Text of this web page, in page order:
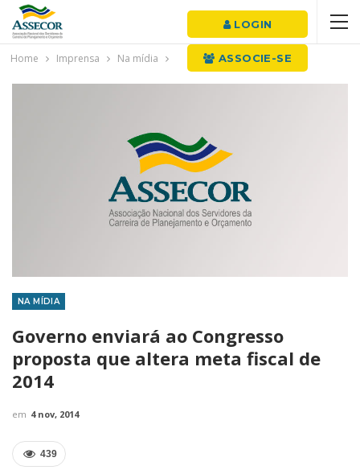
LOGIN
ASSOCIE-SE
Home Imprensa Na mídia
NA MÍDIA
Governo enviará ao Congresso
proposta que altera meta fiscal de
2014
em 4 nov, 2014
439